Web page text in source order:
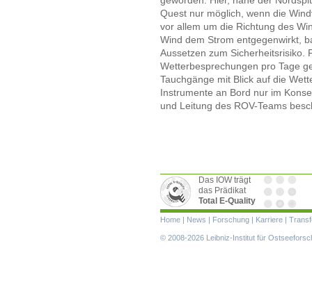
Quest nur möglich, wenn die
vor allem um die Richtung des
Wind dem Strom entgegenwirkt,
Aussetzen zum Sicherheitsrisiko.
Wetterbesprechungen pro Tage
Tauchgänge mit Blick auf die
Instrumente an Bord nur im
und Leitung des ROV-Teams
Das IOW trägt
das Prädikat
Total E-Quality
Navigation
überspringen
Home | News | Forschung | Karriere |
© 2008-2026 Leibniz-Institut für